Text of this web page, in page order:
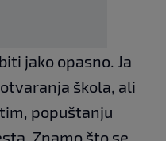
jako opasno. Ja
škola, ali
popuštanju
Znamo što se